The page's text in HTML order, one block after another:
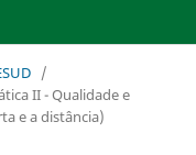
/
II - Qualidade e
e a distância)